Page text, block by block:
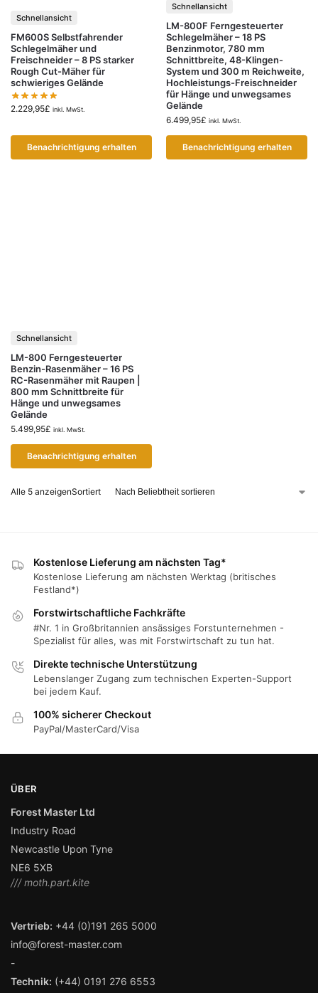
FM600S Selbstfahrender
Schlegelmäher und
Freischneider – 8 PS starker
Rough Cut-Mäher für
schwieriges Gelände
2.229,95£ inkl. MwSt.
Benachrichtigung erhalten
Schnellansicht
LM-800F Ferngesteuerter
Schlegelmäher – 18 PS
Benzinmotor, 780 mm
Schnittbreite, 48-Klingen-
System und 300 m Reichweite,
Hochleistungs-Freischneider
für Hänge und unwegsames
Gelände
6.499,95£ inkl. MwSt.
Benachrichtigung erhalten
Schnellansicht
LM-800 Ferngesteuerter
Benzin-Rasenmäher – 16 PS
RC-Rasenmäher mit Raupen |
800 mm Schnittbreite für
Hänge und unwegsames
Gelände
5.499,95£ inkl. MwSt.
Benachrichtigung erhalten
Schnellansicht
Alle 5 anzeigenSortiert
Kostenlose Lieferung am nächsten Tag*
Kostenlose Lieferung am nächsten Werktag (britisches
Festland*)
Forstwirtschaftliche Fachkräfte
#Nr. 1 in Großbritannien ansässiges Forstunternehmen -
Spezialist für alles, was mit Forstwirtschaft zu tun hat.
Direkte technische Unterstützung
Lebenslanger Zugang zum technischen Experten-Support
bei jedem Kauf.
100% sicherer Checkout
PayPal/MasterCard/Visa
ÜBER
Forest Master Ltd
Industry Road
Newcastle Upon Tyne
NE6 5XB
/// moth.part.kite
Vertrieb: +44 (0)191 265 5000
info@forest-master.com
-
Technik: (+44) 0191 276 6553